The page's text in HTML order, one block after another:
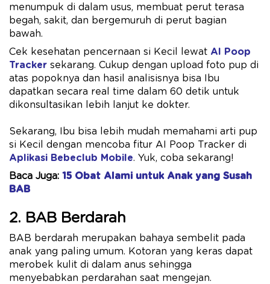
menumpuk di dalam usus, membuat perut terasa
begah, sakit, dan bergemuruh di perut bagian
bawah.
Cek kesehatan pencernaan si Kecil lewat AI Poop
Tracker sekarang. Cukup dengan upload foto pup di
atas popoknya dan hasil analisisnya bisa Ibu
dapatkan secara real time dalam 60 detik untuk
dikonsultasikan lebih lanjut ke dokter.
Sekarang, Ibu bisa lebih mudah memahami arti pup
si Kecil dengan mencoba fitur AI Poop Tracker di
Aplikasi Bebeclub Mobile. Yuk, coba sekarang!
Baca Juga: 15 Obat Alami untuk Anak yang Susah
BAB
2. BAB Berdarah
BAB berdarah merupakan bahaya sembelit pada
anak yang paling umum. Kotoran yang keras dapat
merobek kulit di dalam anus sehingga
menyebabkan perdarahan saat mengejan.